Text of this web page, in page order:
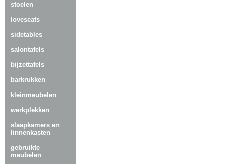
stoelen
loveseats
sidetables
salontafels
bijzettafels
barkrukken
kleinmeubelen
werkplekken
slaapkamers en
linnenkasten
gebruikte
meubelen